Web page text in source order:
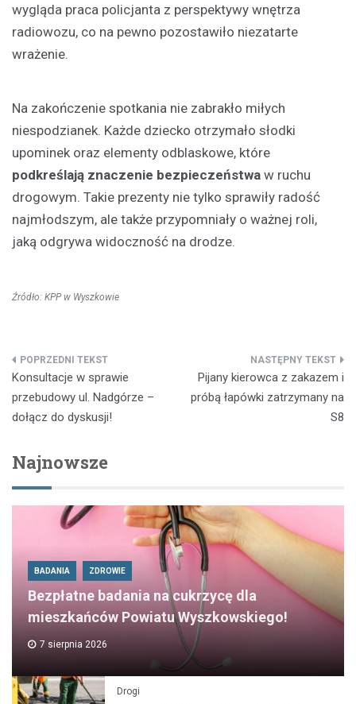
wygląda praca policjanta z perspektywy wnętrza
radiowozu, co na pewno pozostawiło niezatarte
wrażenie.
Na zakończenie spotkania nie zabrakło miłych
niespodzianek. Każde dziecko otrzymało słodki
upominek oraz elementy odblaskowe, które
podkreślają znaczenie bezpieczeństwa w ruchu
drogowym. Takie prezenty nie tylko sprawiły radość
najmłodszym, ale także przypomniały o ważnej roli,
jaką odgrywa widoczność na drodze.
Źródło: KPP w Wyszkowie
Nawigacja
wpisu
Konsultacje w sprawie
przebudowy ul. Nadgórze –
dołącz do dyskusji!
Pijany kierowca z zakazem i
próbą łapówki zatrzymany na
S8
Najnowsze
BADANIA ZDROWIE
Bezpłatne badania na cukrzycę dla
mieszkańców Powiatu Wyszkowskiego!
7 sierpnia 2026
Drogi